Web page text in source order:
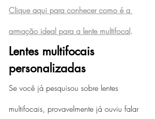
Clique aqui para conhecer como é a
armação ideal para a lente multifocal.
Lentes multifocais
personalizadas
Se você já pesquisou sobre lentes
multifocais, provavelmente já ouviu falar